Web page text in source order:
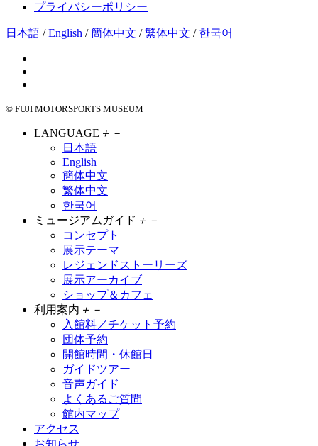
プライバシーポリシー
日本語 /English /簡体中文 /繁体中文 / 한국어
© FUJI MOTORSPORTS MUSEUM
LANGUAGE ＋ －
日本語
English
簡体中文
繁体中文
한국어
ミュージアムガイド ＋ －
コンセプト
展示テーマ
レジェンドストーリーズ
展示アーカイブ
ショップ＆カフェ
利用案内 ＋ －
入館料／チケット予約
団体予約
開館時間・休館日
ガイドツアー
音声ガイド
よくあるご質問
館内マップ
アクセス